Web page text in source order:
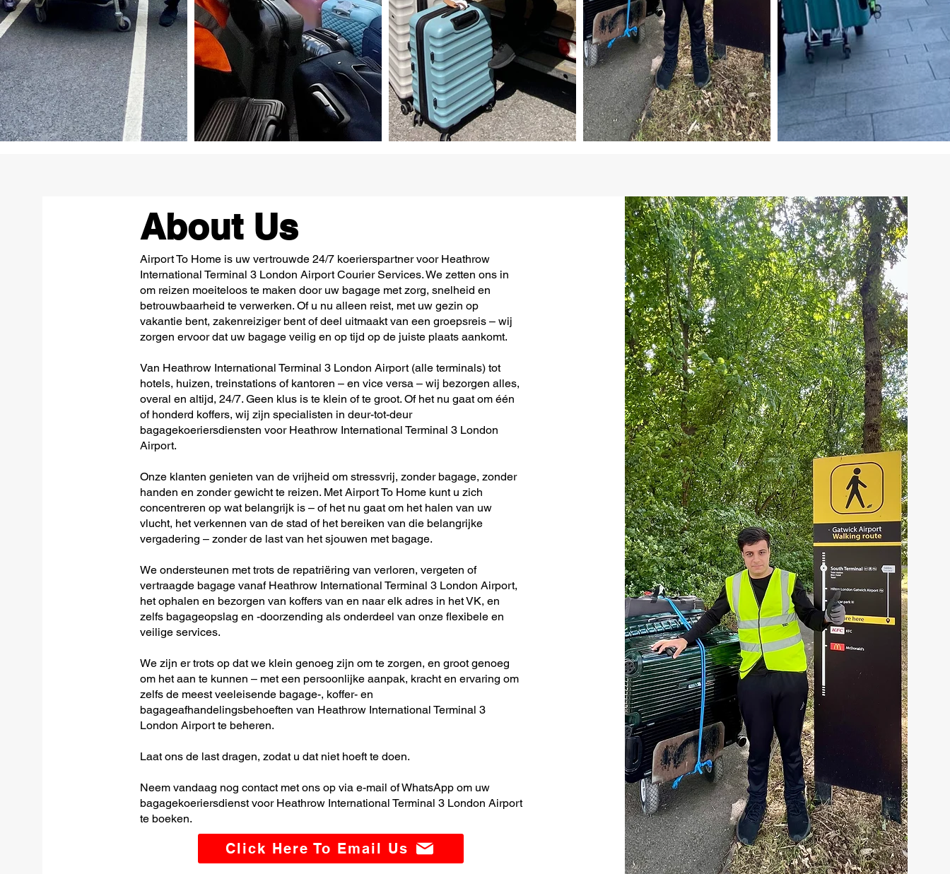
About Us
Airport To Home is uw vertrouwde 24/7 koerierspartner voor Heathrow
International Terminal 3 London Airport Courier Services. We zetten ons in
om reizen moeiteloos te maken door uw bagage met zorg, snelheid en
betrouwbaarheid te verwerken. Of u nu alleen reist, met uw gezin op
vakantie bent, zakenreiziger bent of deel uitmaakt van een groepsreis – wij
zorgen ervoor dat uw bagage veilig en op tijd op de juiste plaats aankomt.
Van Heathrow International Terminal 3 London Airport (alle terminals) tot
hotels, huizen, treinstations of kantoren – en vice versa – wij bezorgen alles,
overal en altijd, 24/7. Geen klus is te klein of te groot. Of het nu gaat om één
of honderd koffers, wij zijn specialisten in deur-tot-deur
bagagekoeriersdiensten voor Heathrow International Terminal 3 London
Airport.
Onze klanten genieten van de vrijheid om stressvrij, zonder bagage, zonder
handen en zonder gewicht te reizen. Met Airport To Home kunt u zich
concentreren op wat belangrijk is – of het nu gaat om het halen van uw
vlucht, het verkennen van de stad of het bereiken van die belangrijke
vergadering – zonder de last van het sjouwen met bagage.
We ondersteunen met trots de repatriëring van verloren, vergeten of
vertraagde bagage vanaf Heathrow International Terminal 3 London Airport,
het ophalen en bezorgen van koffers van en naar elk adres in het VK, en
zelfs bagageopslag en -doorzending als onderdeel van onze flexibele en
veilige services.
We zijn er trots op dat we klein genoeg zijn om te zorgen, en groot genoeg
om het aan te kunnen – met een persoonlijke aanpak, kracht en ervaring om
zelfs de meest veeleisende bagage-, koffer- en
bagageafhandelingsbehoeften van Heathrow International Terminal 3
London Airport te beheren.
Laat ons de last dragen, zodat u dat niet hoeft te doen.
Neem vandaag nog contact met ons op via e-mail of WhatsApp om uw
bagagekoeriersdienst voor Heathrow International Terminal 3 London Airport
te boeken.
Click Here To Email Us